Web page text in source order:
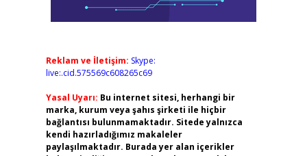
Reklam ve İletişim: Skype:
live:.cid.575569c608265c69
Yasal Uyarı: Bu internet sitesi, herhangi bir
marka, kurum veya şahıs şirketi ile hiçbir
bağlantısı bulunmamaktadır. Sitede yalnızca
kendi hazırladığımız makaleler
paylaşılmaktadır. Burada yer alan içerikler